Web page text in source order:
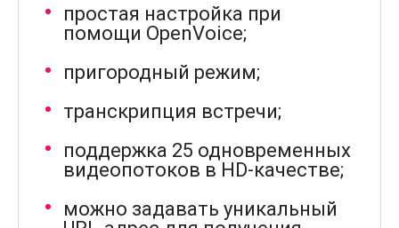
простая настройка при
помощи OpenVoice;
пригородный режим;
транскрипция встречи;
поддержка 25 одновременных
видеопотоков в HD-качестве;
можно задавать уникальный